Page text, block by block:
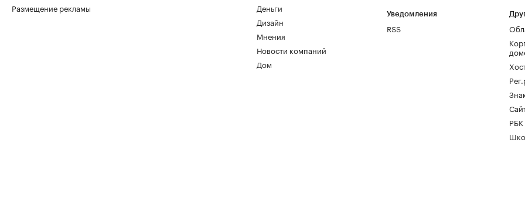
Размещение рекламы
Деньги
Дизайн
Мнения
Новости компаний
Дом
Уведомления
RSS